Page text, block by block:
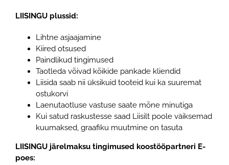
LIISINGU plussid:
Lihtne asjaajamine
Kiired otsused
Paindlikud tingimused
Taotleda võivad kõikide pankade kliendid
Liisida saab nii üksikuid tooteid kui ka suuremat
ostukorvi
Laenutaotluse vastuse saate mõne minutiga
Kui satud raskustesse saad Liisilt poole väiksemad
kuumaksed, graafiku muutmine on tasuta
LIISINGU järelmaksu tingimused koostööpartneri E-
poes: